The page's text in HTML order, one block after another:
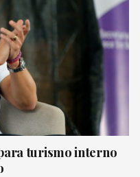
turismo interno